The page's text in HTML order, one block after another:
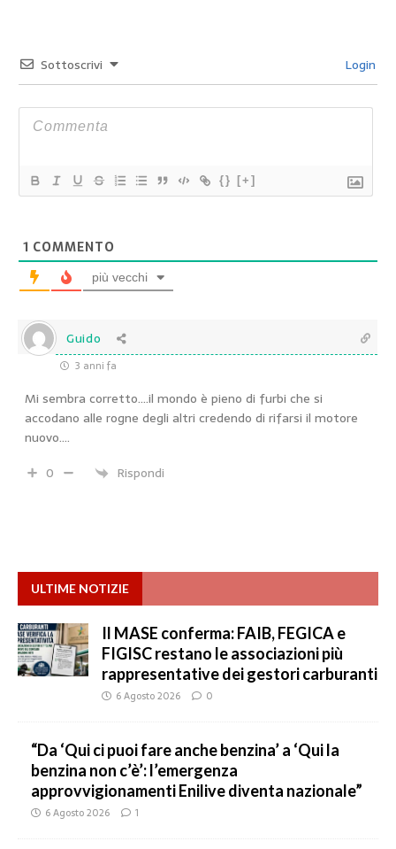
Sottoscrivi Login
{} [+]
1 COMMENTO
più vecchi
Guido
3 anni fa
Mi sembra corretto….il mondo è pieno di furbi che si
accodano alle rogne degli altri credendo di rifarsi il motore
nuovo….
0
Rispondi
ULTIME NOTIZIE
Il MASE conferma: FAIB, FEGICA e
FIGISC restano le associazioni più
rappresentative dei gestori carburanti
6 Agosto 2026 0
“Da ‘Qui ci puoi fare anche benzina’ a ‘Qui la
benzina non c’è’: l’emergenza
approvvigionamenti Enilive diventa nazionale”
6 Agosto 2026 1